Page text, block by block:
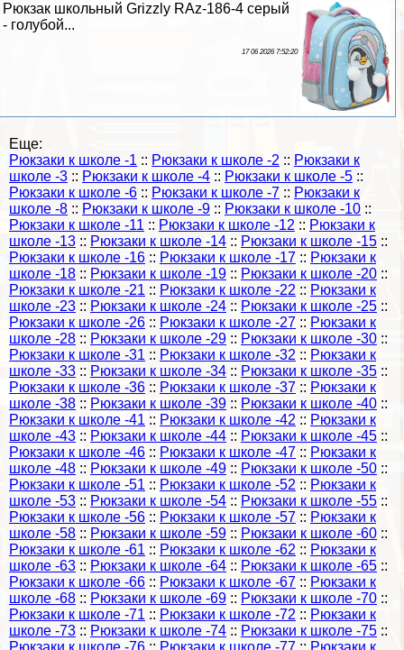
Рюкзак школьный Grizzly RAz-186-4 серый
- гoлyбой...
17 06 2026 7:52:20
Еще:
Рюкзаки к школе -1 :: Рюкзаки к школе -2 :: Рюкзаки к
школе -3 :: Рюкзаки к школе -4 :: Рюкзаки к школе -5 ::
Рюкзаки к школе -6 :: Рюкзаки к школе -7 :: Рюкзаки к
школе -8 :: Рюкзаки к школе -9 :: Рюкзаки к школе -10 ::
Рюкзаки к школе -11 :: Рюкзаки к школе -12 :: Рюкзаки к
школе -13 :: Рюкзаки к школе -14 :: Рюкзаки к школе -15 ::
Рюкзаки к школе -16 :: Рюкзаки к школе -17 :: Рюкзаки к
школе -18 :: Рюкзаки к школе -19 :: Рюкзаки к школе -20 ::
Рюкзаки к школе -21 :: Рюкзаки к школе -22 :: Рюкзаки к
школе -23 :: Рюкзаки к школе -24 :: Рюкзаки к школе -25 ::
Рюкзаки к школе -26 :: Рюкзаки к школе -27 :: Рюкзаки к
школе -28 :: Рюкзаки к школе -29 :: Рюкзаки к школе -30 ::
Рюкзаки к школе -31 :: Рюкзаки к школе -32 :: Рюкзаки к
школе -33 :: Рюкзаки к школе -34 :: Рюкзаки к школе -35 ::
Рюкзаки к школе -36 :: Рюкзаки к школе -37 :: Рюкзаки к
школе -38 :: Рюкзаки к школе -39 :: Рюкзаки к школе -40 ::
Рюкзаки к школе -41 :: Рюкзаки к школе -42 :: Рюкзаки к
школе -43 :: Рюкзаки к школе -44 :: Рюкзаки к школе -45 ::
Рюкзаки к школе -46 :: Рюкзаки к школе -47 :: Рюкзаки к
школе -48 :: Рюкзаки к школе -49 :: Рюкзаки к школе -50 ::
Рюкзаки к школе -51 :: Рюкзаки к школе -52 :: Рюкзаки к
школе -53 :: Рюкзаки к школе -54 :: Рюкзаки к школе -55 ::
Рюкзаки к школе -56 :: Рюкзаки к школе -57 :: Рюкзаки к
школе -58 :: Рюкзаки к школе -59 :: Рюкзаки к школе -60 ::
Рюкзаки к школе -61 :: Рюкзаки к школе -62 :: Рюкзаки к
школе -63 :: Рюкзаки к школе -64 :: Рюкзаки к школе -65 ::
Рюкзаки к школе -66 :: Рюкзаки к школе -67 :: Рюкзаки к
школе -68 :: Рюкзаки к школе -69 :: Рюкзаки к школе -70 ::
Рюкзаки к школе -71 :: Рюкзаки к школе -72 :: Рюкзаки к
школе -73 :: Рюкзаки к школе -74 :: Рюкзаки к школе -75 ::